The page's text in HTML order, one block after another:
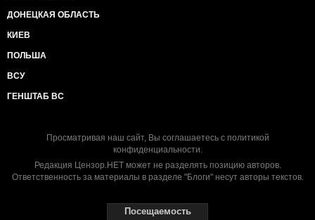
ДОНЕЦКАЯ ОБЛАСТЬ
КИЕВ
ПОЛЬША
ВСУ
ГЕНШТАБ ВС
Просматривая наш сайт, Вы соглашаетесь с политикой
конфиденциальности.
Редакция Цензор.НЕТ может не разделять позицию авторов.
Ответственность за материалы в разделе "Блоги" несут авторы текстов.
Посещаемость